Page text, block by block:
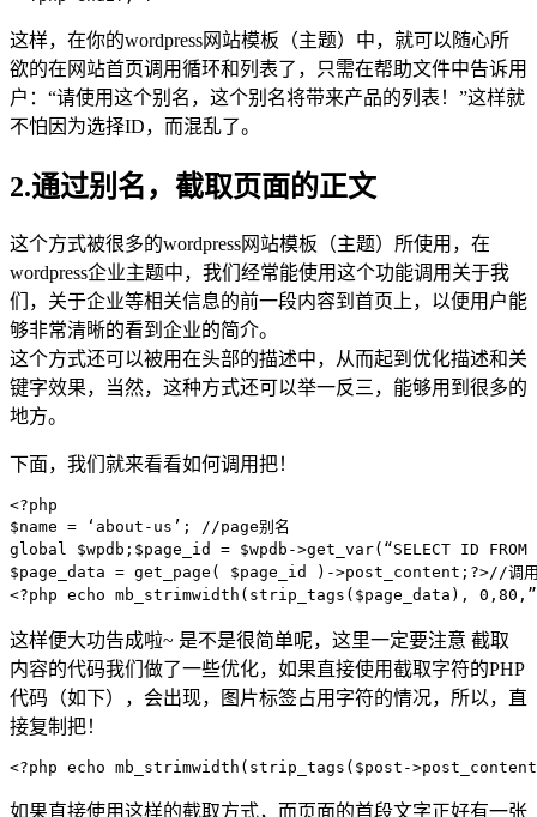
这样，在你的wordpress网站模板（主题）中，就可以随心所
欲的在网站首页调用循环和列表了，只需在帮助文件中告诉用
户：“请使用这个别名，这个别名将带来产品的列表！”这样就
不怕因为选择ID，而混乱了。
2.通过别名，截取页面的正文
这个方式被很多的wordpress网站模板（主题）所使用，在
wordpress企业主题中，我们经常能使用这个功能调用关于我
们，关于企业等相关信息的前一段内容到首页上，以便用户能
够非常清晰的看到企业的简介。
这个方式还可以被用在头部的描述中，从而起到优化描述和关
键字效果，当然，这种方式还可以举一反三，能够用到很多的
地方。
下面，我们就来看看如何调用把！
<?php
$name = ‘about-us’; //page别名
global $wpdb;$page_id = $wpdb->get_var(“SELECT ID FROM
$page_data = get_page( $page_id )->post_content;?>//调用
这样便大功告成啦~ 是不是很简单呢，这里一定要注意 截取
内容的代码我们做了一些优化，如果直接使用截取字符的PHP
代码（如下），会出现，图片标签占用字符的情况，所以，直
接复制把！
如果直接使用这样的截取方式，而页面的首段文字正好有一张